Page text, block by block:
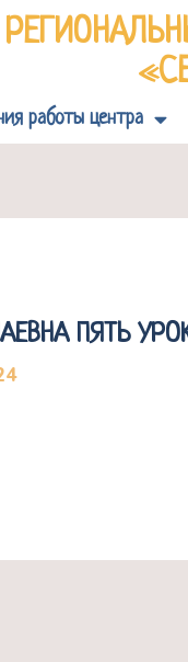
работы центра
ПЯТЬ